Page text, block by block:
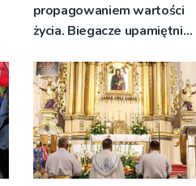
propagowaniem wartości
życia. Biegacze upamiętnili